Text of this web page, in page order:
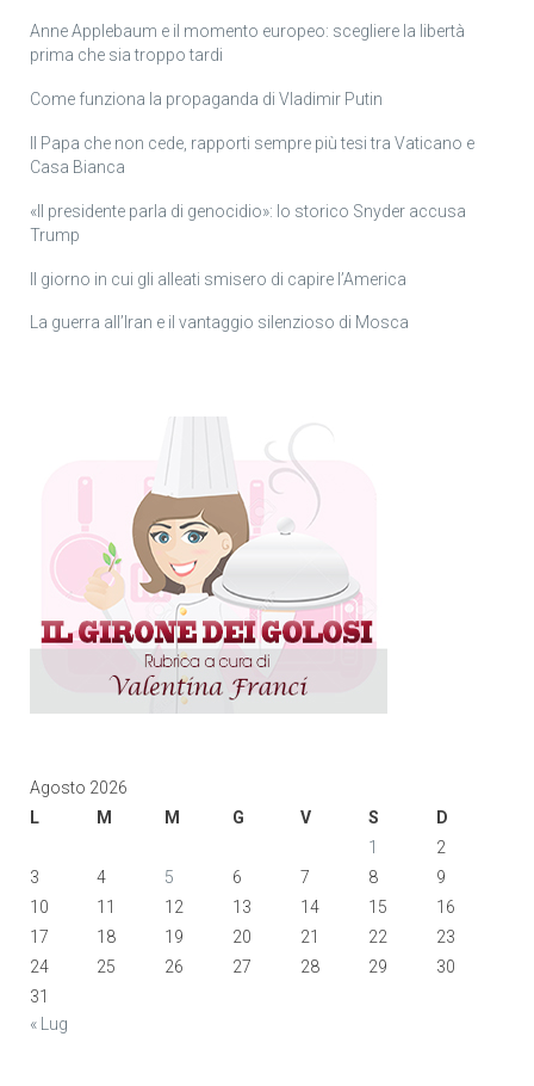
Anne Applebaum e il momento europeo: scegliere la libertà
prima che sia troppo tardi
Come funziona la propaganda di Vladimir Putin
Il Papa che non cede, rapporti sempre più tesi tra Vaticano e
Casa Bianca
«Il presidente parla di genocidio»: lo storico Snyder accusa
Trump
Il giorno in cui gli alleati smisero di capire l’America
La guerra all’Iran e il vantaggio silenzioso di Mosca
Agosto 2026
L
M M G V S
D
1
2
3
4 5 6 7 8
9
10
11 12 13 14 15
16
17
18 19 20 21 22
23
24
25 26 27 28 29
30
31
« Lug